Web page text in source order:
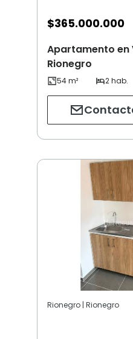
$365.000.000
Apartamento en
Rionegro
Rionegro | Rionegro